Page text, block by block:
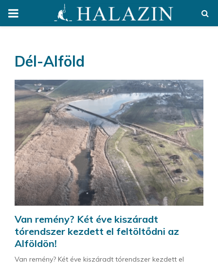
PRIMARY
Dél-Alföld
Van remény? Két éve kiszáradt
tórendszer kezdett el feltöltődni az
Alföldön!
Van remény? Két éve kiszáradt tórendszer kezdett el